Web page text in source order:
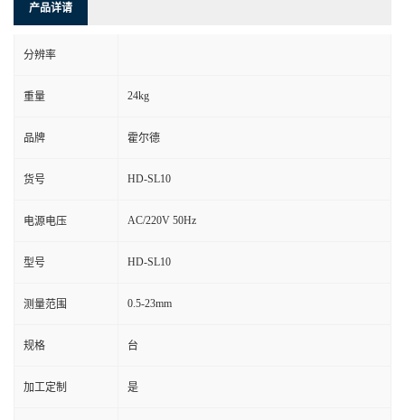
产品详请
分辨率
重量 24kg
品牌 霍尔德
货号 HD-SL10
电源电压 AC/220V 50Hz
型号 HD-SL10
测量范围 0.5-23mm
规格 台
加工定制 是